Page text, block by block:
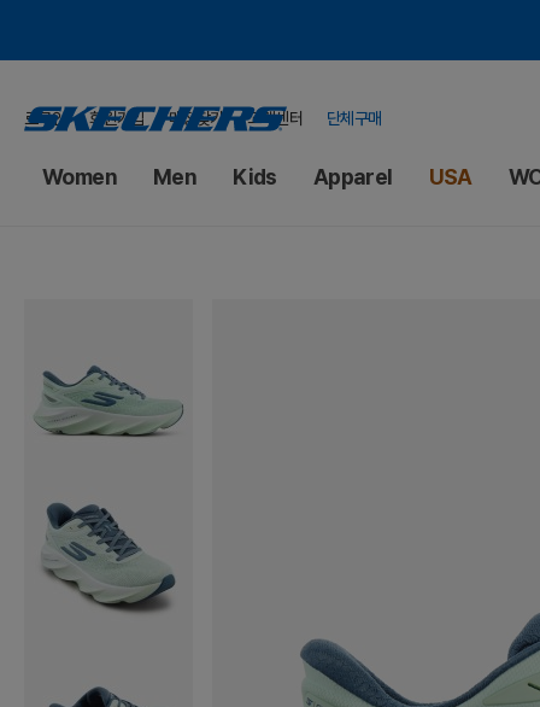
로그인 회원가입 매장찾기 고객센터 단체구매
Women Men Kids Apparel USA